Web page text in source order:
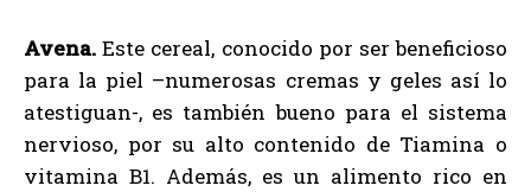
Avena. Este cereal, conocido por ser beneficioso
para la piel –numerosas cremas y geles así lo
atestiguan-, es también bueno para el sistema
nervioso, por su alto contenido de Tiamina o
vitamina B1. Además, es un alimento rico en